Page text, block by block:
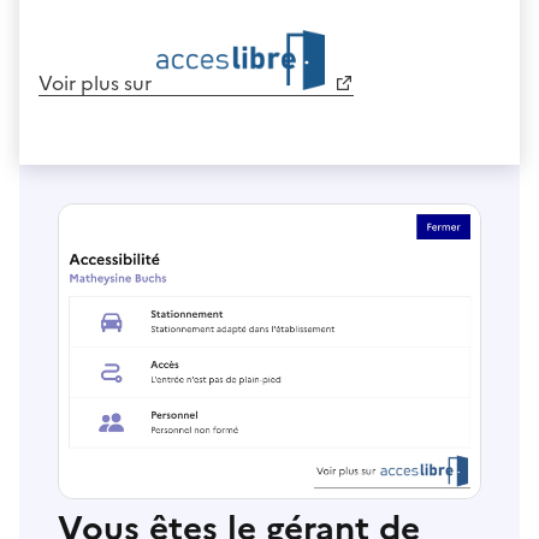
Voir plus sur
Vous êtes le gérant de